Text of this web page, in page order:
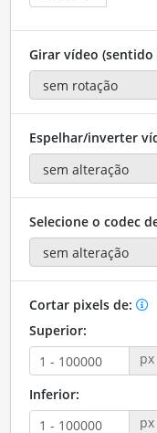
Girar vídeo
Espelhar/inverter
Selecione o codec
Cortar pixels de:
Superior:
px
Inferior:
px